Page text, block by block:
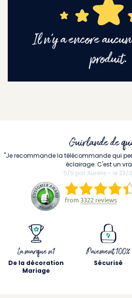
Il n'y a encore
produit.
La marque n1
De la décoration
Mariage
Paiement 100%
Sécurisé
Guirlande de
"Je recommande la télécommande qui
éclairage. C'est un
5/5 par Aurélie - le 23/
from 3322 reviews